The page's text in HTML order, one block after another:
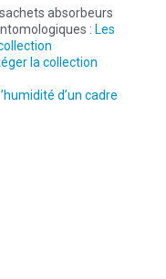
absorbeurs
: Les
la collection
d’un cadre